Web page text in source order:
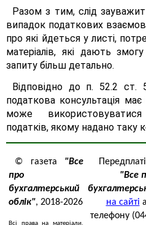
Разом з тим, слід
випадок податкових
про які йдеться у листі,
матеріалів, які дають
запиту більш детально.
Відповідно до п. 52.2 ст.
податкова консультація має
може
податків, якому надано таку
© газета "Все
про
бухгалтерський
облік", 2018-2026
Всі права на матеріали,
"Все
на сайті
телефону